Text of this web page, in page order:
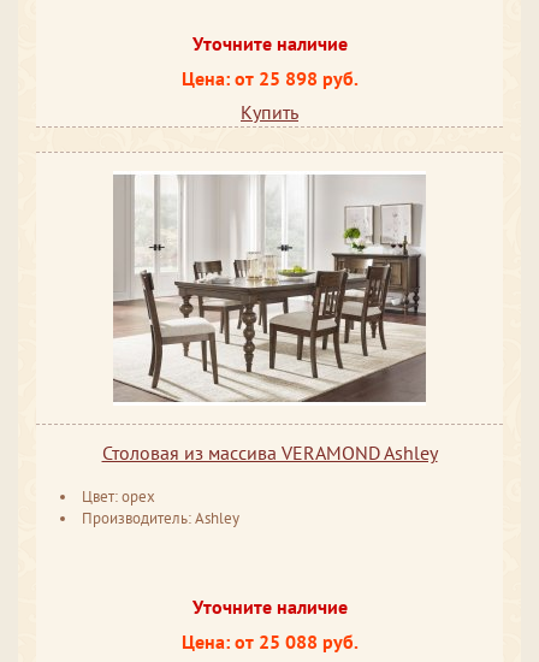
Уточните наличие
Цена: от 25 898 руб.
Купить
Столовая из массива VERAMOND Ashley
Цвет: орех
Производитель: Ashley
Уточните наличие
Цена: от 25 088 руб.